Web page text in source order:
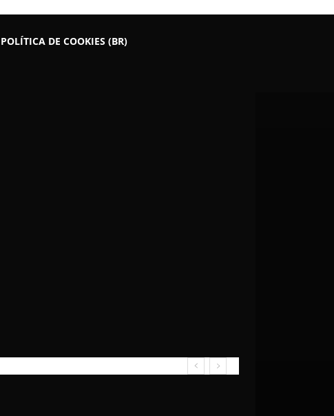
POLÍTICA DE COOKIES (BR)